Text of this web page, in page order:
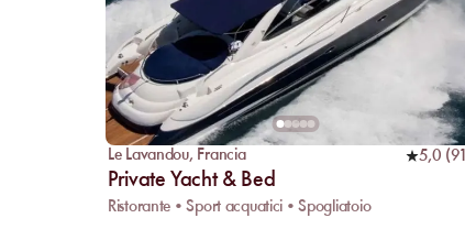
Le Lavandou, Francia 5,0 (91
Private Yacht & Bed
Ristorante • Sport acquatici • Spogliatoio